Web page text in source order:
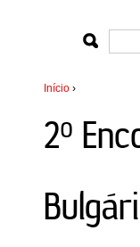
Início ›
2º